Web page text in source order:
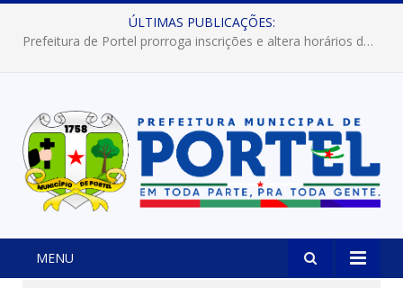
ÚLTIMAS PUBLICAÇÕES:
Prefeitura de Portel abre inscrições para concursos que elegerão os destaques do Verão 2026
MENU